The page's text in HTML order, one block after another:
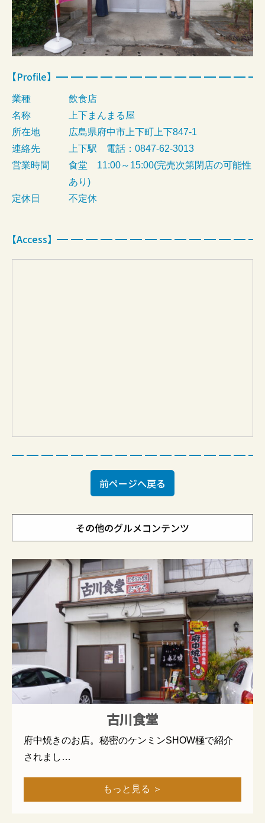
【Profile】
業種
飲食店
名称
上下まんまる屋
所在地
広島県府中市上下町上下847-1
連絡先
上下駅 電話：0847-62-3013
営業時間
食堂 11:00～15:00(完売次第閉店の可能性
あり)
定休日
不定休
【Access】
前ページへ戻る
その他のグルメコンテンツ
古川食堂
府中焼きのお店。秘密のケンミンSHOW極で紹介
されまし…
もっと見る ＞